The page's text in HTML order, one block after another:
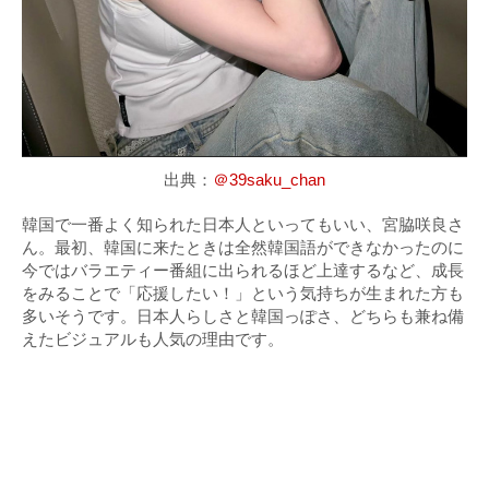
出典： ＠39saku_chan
韓国で一番よく知られた日本人といってもいい、宮脇咲良さ
ん。最初、韓国に来たときは全然韓国語ができなかったのに
今ではバラエティー番組に出られるほど上達するなど、成長
をみることで「応援したい！」という気持ちが生まれた方も
多いそうです。日本人らしさと韓国っぽさ、どちらも兼ね備
えたビジュアルも人気の理由です。